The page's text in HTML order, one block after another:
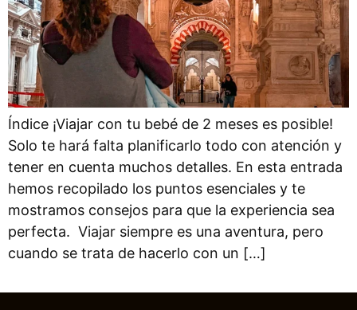
Índice ¡Viajar con tu bebé de 2 meses es posible!
Solo te hará falta planificarlo todo con atención y
tener en cuenta muchos detalles. En esta entrada
hemos recopilado los puntos esenciales y te
mostramos consejos para que la experiencia sea
perfecta. Viajar siempre es una aventura, pero
cuando se trata de hacerlo con un […]